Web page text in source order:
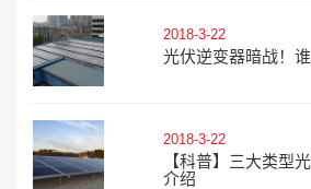
2018-3-22
光伏逆变器暗战！
2018-3-22
【科普】三大类型
介绍